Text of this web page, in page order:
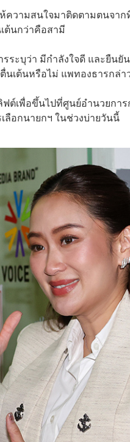
วามสนใจมาติดตามตนจา
ต้นกว่าคือสามี
ระบุว่า มีกำลังใจดี และยืนยั
นเต้นหรือไม่ แพทองธารกล่
ต์เพื่อขึ้นไปที่ศูนย์อำนวยกา
ลือกนายกฯ ในช่วงบ่ายวันนี้